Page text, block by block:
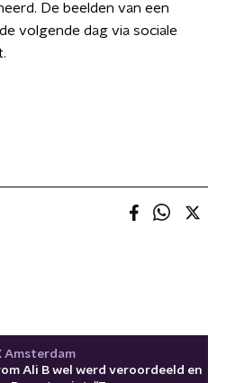
De beelden van een
volgende dag via sociale
Amsterdam
Ali B wel werd veroordeeld en